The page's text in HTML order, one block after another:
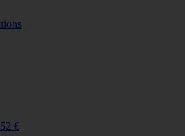
€